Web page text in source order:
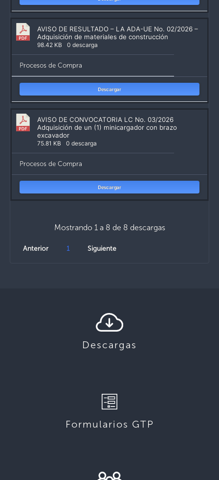
AVISO DE RESULTADO – LA ADA-UE No. 02/2026 –
Adquisición de materiales de construcción
98.42 KB 0 descarga
Procesos de Compra
Descargar
AVISO DE CONVOCATORIA LC No. 03/2026
Adquisición de un (1) minicargador con brazo
excavador
75.81 KB 0 descarga
Procesos de Compra
Descargar
Mostrando 1 a 8 de 8 descargas
Anterior 1 Siguiente
Descargas
Formularios GTP